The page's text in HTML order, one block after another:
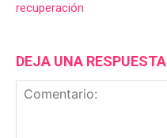
recuperación
DEJA UNA RESPUESTA